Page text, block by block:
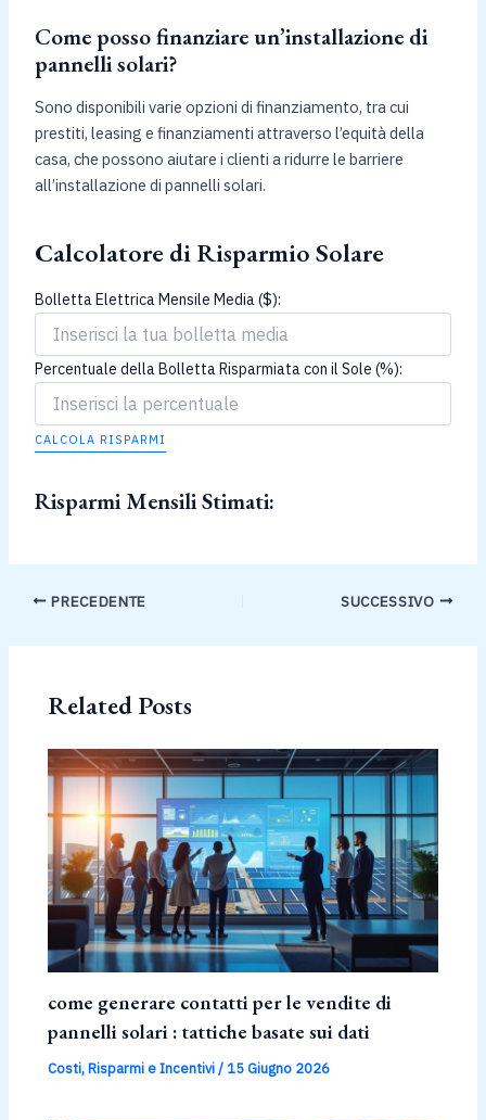
Come posso finanziare un’installazione di
pannelli solari?
Sono disponibili varie opzioni di finanziamento, tra cui
prestiti, leasing e finanziamenti attraverso l’equità della
casa, che possono aiutare i clienti a ridurre le barriere
all’installazione di pannelli solari.
Calcolatore di Risparmio Solare
Bolletta Elettrica Mensile Media ($):
Percentuale della Bolletta Risparmiata con il Sole (%):
CALCOLA RISPARMI
Risparmi Mensili Stimati:
PRECEDENTE SUCCESSIVO
Related Posts
come generare contatti per le vendite di
pannelli solari : tattiche basate sui dati
Costi, Risparmi e Incentivi/ 15 Giugno 2026